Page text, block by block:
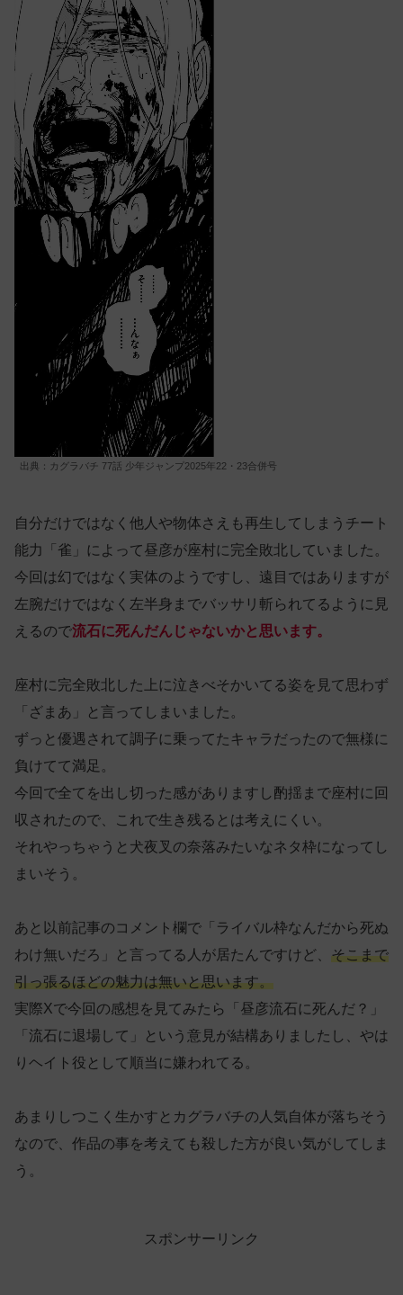
出典：カグラバチ 77話 少年ジャンプ2025年22・23合併号
自分だけではなく他人や物体さえも再生してしまうチート
能力「雀」によって昼彦が座村に完全敗北していました。
今回は幻ではなく実体のようですし、遠目ではありますが
左腕だけではなく左半身までバッサリ斬られてるように見
えるので流石に死んだんじゃないかと思います。
座村に完全敗北した上に泣きべそかいてる姿を見て思わず
「ざまあ」と言ってしまいました。
ずっと優遇されて調子に乗ってたキャラだったので無様に
負けてて満足。
今回で全てを出し切った感がありますし酌揺まで座村に回
収されたので、これで生き残るとは考えにくい。
それやっちゃうと犬夜叉の奈落みたいなネタ枠になってし
まいそう。
あと以前記事のコメント欄で「ライバル枠なんだから死ぬ
わけ無いだろ」と言ってる人が居たんですけど、 そこまで
引っ張るほどの魅力は無いと思います。
実際Xで今回の感想を見てみたら「昼彦流石に死んだ？」
「流石に退場して」という意見が結構ありましたし、やは
りヘイト役として順当に嫌われてる。
あまりしつこく生かすとカグラバチの人気自体が落ちそう
なので、作品の事を考えても殺した方が良い気がしてしま
う。
スポンサーリンク